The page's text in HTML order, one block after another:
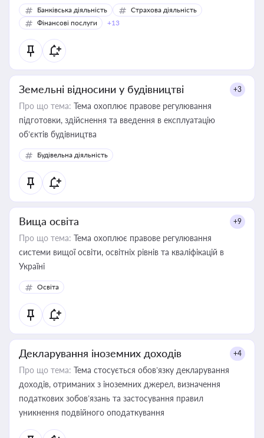
Банківська діяльність
Страхова діяльність
Фінансові послуги
+13
Земельні відносини у будівництві +3
Про що тема: Тема охоплює правове регулювання
підготовки, здійснення та введення в експлуатацію
об’єктів будівництва
Будівельна діяльність
Вища освіта +9
Про що тема: Тема охоплює правове регулювання
системи вищої освіти, освітніх рівнів та кваліфікацій в
Україні
Освіта
Декларування іноземних доходів +4
Про що тема: Тема стосується обов’язку декларування
доходів, отриманих з іноземних джерел, визначення
податкових зобов’язань та застосування правил
уникнення подвійного оподаткування